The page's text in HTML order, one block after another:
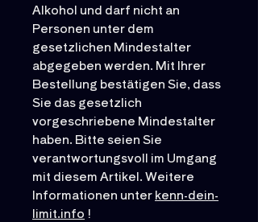
Alkohol und darf nicht an
Personen unter dem
gesetzlichen Mindestalter
abgegeben werden. Mit Ihrer
Bestellung bestätigen Sie, dass
Sie das gesetzlich
vorgeschriebene Mindestalter
haben. Bitte seien Sie
verantwortungsvoll im Umgang
mit diesem Artikel. Weitere
Informationen unterkenn-dein-
limit.info !